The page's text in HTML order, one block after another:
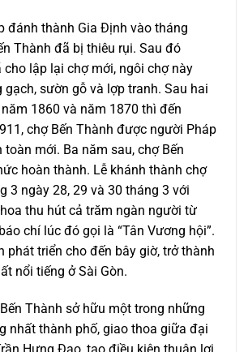
đánh thành Gia Định vào tháng
Thành đã bị thiêu rụi. Sau đó
cho lập lại chợ mới, ngôi chợ này
sườn gỗ và lợp tranh. Sau hai
1860 và năm 1870 thì đến
chợ Bến Thành được người Pháp
mới. Ba năm sau, chợ Bến
hoàn thành. Lễ khánh thành chợ
3 ngày 28, 29 và 30 tháng 3 với
thu hút cả trăm ngàn người từ
chí lúc đó gọi là “Tân Vương hội”.
phát triển cho đến bây giờ, trở thành
nổi tiếng ở Sài Gòn.
Thành sở hữu một trong những
nhất thành phố, giao thoa giữa đại
Hưng Đạo, tạo điều kiện thuận lợi